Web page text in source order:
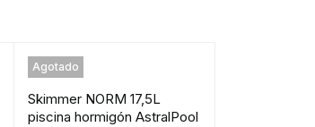
Agotado
Skimmer NORM 17,5L
piscina hormigón AstralPool